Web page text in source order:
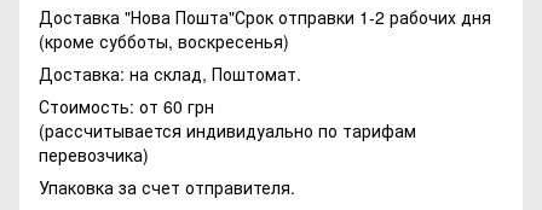
Доставка "Нова Пошта"Срок отправки 1-2 рабочих дня
(кроме субботы, воскресенья)
Доставка: на склад, Поштомат.
Стоимость: от 60 грн
(рассчитывается индивидуально по тарифам
перевозчика)
Упаковка за счет отправителя.